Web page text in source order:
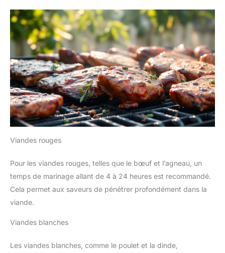
Viandes rouges
Pour les viandes rouges, telles que le bœuf et l’agneau, un
temps de marinage allant de 4 à 24 heures est recommandé.
Cela permet aux saveurs de pénétrer profondément dans la
viande.
Viandes blanches
Les viandes blanches, comme le poulet et la dinde,